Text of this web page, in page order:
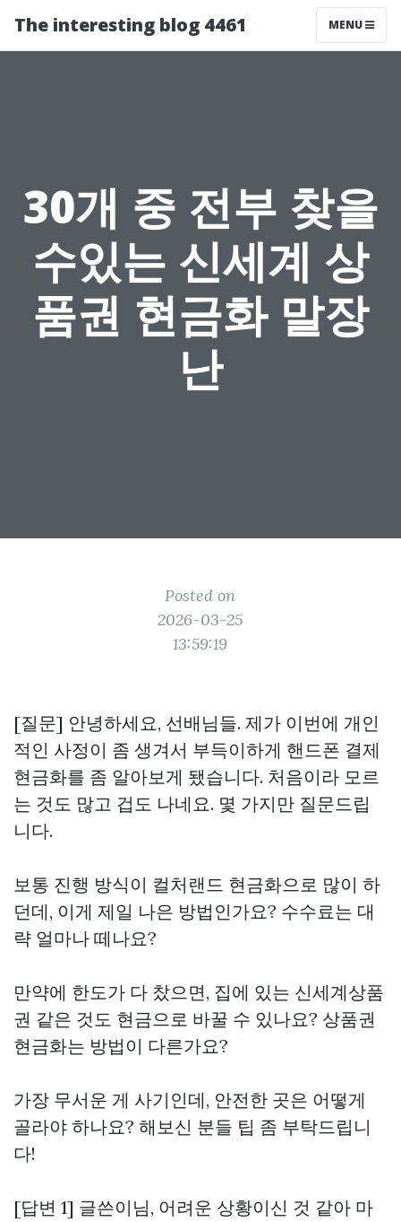
The interesting blog 4461 MENU
30개 중 전부 찾을
수있는 신세계 상
품권 현금화 말장
난
Posted on
2026-03-25
13:59:19
[질문] 안녕하세요, 선배님들. 제가 이번에 개인
적인 사정이 좀 생겨서 부득이하게 핸드폰 결제
현금화를 좀 알아보게 됐습니다. 처음이라 모르
는 것도 많고 겁도 나네요. 몇 가지만 질문드립
니다.
보통 진행 방식이 컬처랜드 현금화으로 많이 하
던데, 이게 제일 나은 방법인가요? 수수료는 대
략 얼마나 떼나요?
만약에 한도가 다 찼으면, 집에 있는 신세계상품
권 같은 것도 현금으로 바꿀 수 있나요? 상품권
현금화는 방법이 다른가요?
가장 무서운 게 사기인데, 안전한 곳은 어떻게
골라야 하나요? 해보신 분들 팁 좀 부탁드립니
다!
[답변 1] 글쓴이님, 어려운 상황이신 것 같아 마